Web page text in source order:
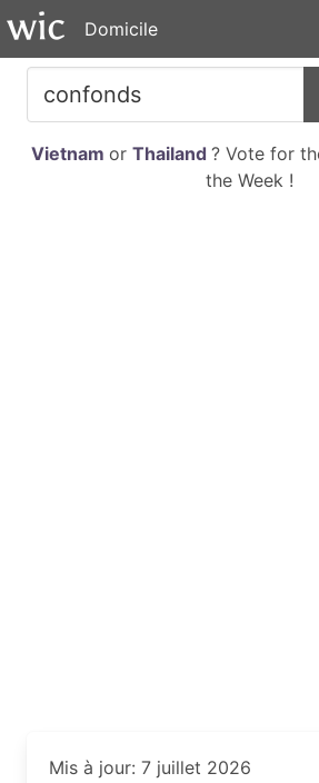
Domicile
Vietnam or Thailand ? Vote for
the Week !
Mis à jour: 7 juillet 2026